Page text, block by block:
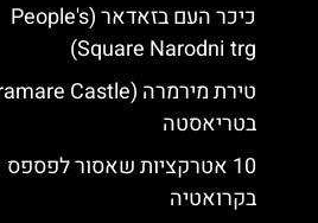
כיכר העם בזאדאר (People's
Square Narodni trg)
בטריאסטה
10 אטרקציות שאסור לפספס
בקרואטיה